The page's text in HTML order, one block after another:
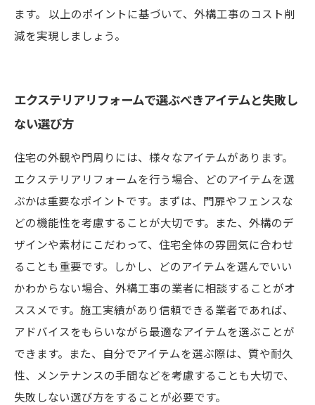
ます。 以上のポイントに基づいて、外構工事のコスト削
減を実現しましょう。
エクステリアリフォームで選ぶべきアイテムと失敗し
ない選び方
住宅の外観や門周りには、様々なアイテムがあります。
エクステリアリフォームを行う場合、どのアイテムを選
ぶかは重要なポイントです。まずは、門扉やフェンスな
どの機能性を考慮することが大切です。また、外構のデ
ザインや素材にこだわって、住宅全体の雰囲気に合わせ
ることも重要です。しかし、どのアイテムを選んでいい
かわからない場合、外構工事の業者に相談することがオ
ススメです。施工実績があり信頼できる業者であれば、
アドバイスをもらいながら最適なアイテムを選ぶことが
できます。また、自分でアイテムを選ぶ際は、質や耐久
性、メンテナンスの手間などを考慮することも大切で、
失敗しない選び方をすることが必要です。